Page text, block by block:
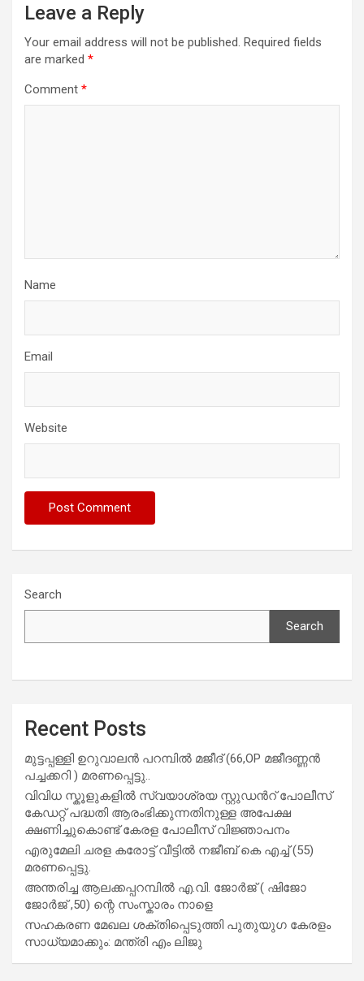
Leave a Reply
Your email address will not be published. Required fields
are marked *
Comment *
Name
Email
Website
Search
Search
Recent Posts
മുട്ടപ്പള്ളി ഉറുവാലൻ പറമ്പിൽ മജീദ് (66,OP മജീദണ്ണൻ
പച്ചക്കറി ) മരണപ്പെട്ടു..
വിവിധ സ്കൂളുകളില്‍ സ്വയാശ്രയ സ്റ്റുഡന്‍റ് പോലീസ്
കേഡറ്റ് പദ്ധതി ആരംഭിക്കുന്നതിനുള്ള അപേക്ഷ
ക്ഷണിച്ചുകൊണ്ട് കേരള പോലീസ് വിജ്ഞാപനം
എരുമേലി ചരള കരോട്ട് വീട്ടിൽ നജീബ് കെ എച്ച് (55)
മരണപ്പെട്ടു.
അന്തരിച്ച ആ​ല​ക്ക​പ്പ​റമ്പിൽ​ എ.​വി. ജോ​ർ​ജ് ( ഷിജോ
ജോർജ് ,50) ന്റെ സംസ്കാരം നാളെ
സഹകരണ മേഖല ശക്തിപ്പെടുത്തി പുതുയുഗ കേരളം
സാധ്യമാക്കും: മന്ത്രി എം ലിജു